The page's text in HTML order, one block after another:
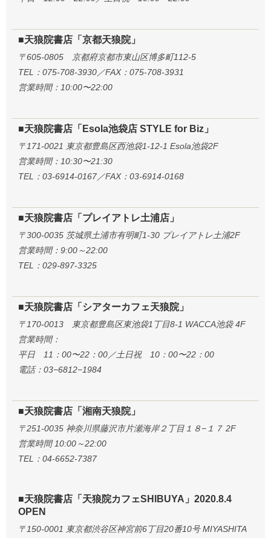
■天狼院書店「京都天狼院」
〒605-0805 京都府京都市東山区博多町112-5
TEL：075-708-3930／FAX：075-708-3931
営業時間：10:00〜22:00
■天狼院書店「Esola池袋店 STYLE for Biz」
〒171-0021 東京都豊島区西池袋1-12-1 Esola池袋2F
営業時間：10:30〜21:30
TEL：03-6914-0167／FAX：03-6914-0168
■天狼院書店「プレイアトレ土浦店」
〒300-0035 茨城県土浦市有明町1-30 プレイアトレ土浦2F
営業時間：9:00～22:00
TEL：029-897-3325
■天狼院書店「シアターカフェ天狼院」
〒170-0013 東京都豊島区東池袋1丁目8-1 WACCA池袋 4F
営業時間：
平日 11：00〜22：00／土日祝 10：00〜22：00
電話：03−6812−1984
■天狼院書店「湘南天狼院」
〒251-0035 神奈川県藤沢市片瀬海岸２丁目１８−１７ 2F
営業時間 10:00～22:00
TEL：04-6652-7387
■天狼院書店「天狼院カフェSHIBUYA」2020.8.4
OPEN
〒150-0001 東京都渋谷区神宮前6丁目20番10号 MIYASHITA